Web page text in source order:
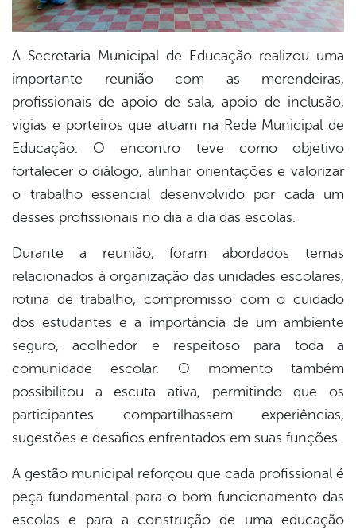
A Secretaria Municipal de Educação realizou uma
importante reunião com as merendeiras,
profissionais de apoio de sala, apoio de inclusão,
vigias e porteiros que atuam na Rede Municipal de
Educação. O encontro teve como objetivo
fortalecer o diálogo, alinhar orientações e valorizar
o trabalho essencial desenvolvido por cada um
desses profissionais no dia a dia das escolas.
Durante a reunião, foram abordados temas
relacionados à organização das unidades escolares,
rotina de trabalho, compromisso com o cuidado
dos estudantes e a importância de um ambiente
seguro, acolhedor e respeitoso para toda a
comunidade escolar. O momento também
possibilitou a escuta ativa, permitindo que os
participantes compartilhassem experiências,
sugestões e desafios enfrentados em suas funções.
A gestão municipal reforçou que cada profissional é
peça fundamental para o bom funcionamento das
escolas e para a construção de uma educação